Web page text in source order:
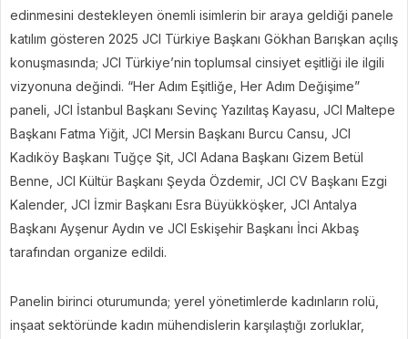
edinmesini destekleyen önemli isimlerin bir araya geldiği panele
katılım gösteren 2025 JCI Türkiye Başkanı Gökhan Barışkan açılış
konuşmasında; JCI Türkiye’nin toplumsal cinsiyet eşitliği ile ilgili
vizyonuna değindi. “Her Adım Eşitliğe, Her Adım Değişime”
paneli, JCI İstanbul Başkanı Sevinç Yazılıtaş Kayasu, JCI Maltepe
Başkanı Fatma Yiğit, JCI Mersin Başkanı Burcu Cansu, JCI
Kadıköy Başkanı Tuğçe Şit, JCI Adana Başkanı Gizem Betül
Benne, JCI Kültür Başkanı Şeyda Özdemir, JCI CV Başkanı Ezgi
Kalender, JCI İzmir Başkanı Esra Büyükköşker, JCI Antalya
Başkanı Ayşenur Aydın ve JCI Eskişehir Başkanı İnci Akbaş
tarafından organize edildi.
Panelin birinci oturumunda; yerel yönetimlerde kadınların rolü,
inşaat sektöründe kadın mühendislerin karşılaştığı zorluklar,